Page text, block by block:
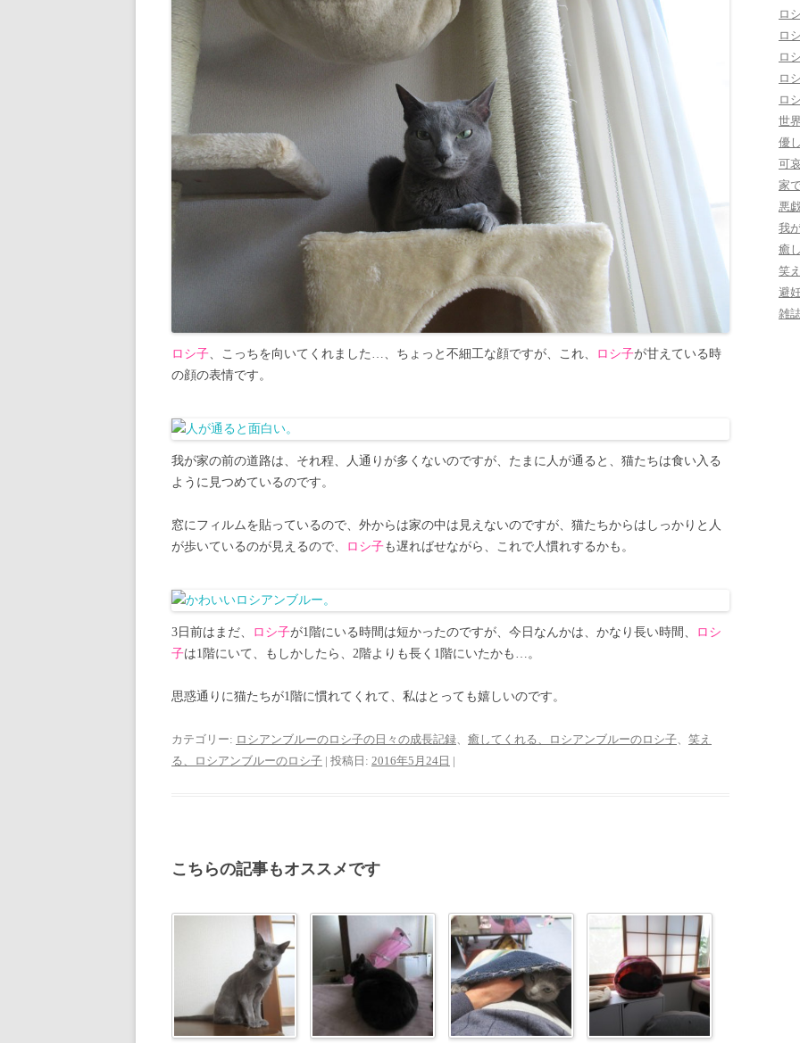
ロシ子 、こっちを向いてくれました…、ちょっと不細工な顔ですが、これ、 ロシ子が甘えている時
の顔の表情です。
我が家の前の道路は、それ程、人通りが多くないのですが、たまに人が通ると、猫たちは食い入る
ように見つめているのです。
窓にフィルムを貼っているので、外からは家の中は見えないのですが、猫たちからはしっかりと人
が歩いているのが見えるので、
ロシ子も遅ればせながら、これで人慣れするかも。
3日前はまだ、 ロシ子が1階にいる時間は短かったのですが、今日なんかは、かなり長い時間、
ロシ
子は1階にいて、もしかしたら、2階よりも長く1階にいたかも…。
思惑通りに猫たちが1階に慣れてくれて、私はとっても嬉しいのです。
カテゴリー: ロシアンブルーのロシ子の日々の成長記録 癒してくれる、ロシアンブルーのロシ子
笑え
る、ロシアンブルーのロシ子 | 投稿日: 2016年5月24日 |
こちらの記事もオススメです
ロ
ロ
ロ
ロ
ロ
世
優
可
家
悪
我
癒
笑
避
雑